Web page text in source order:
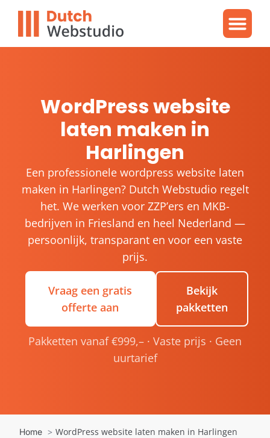
WordPress website
laten maken in
Harlingen
Een professionele wordpress website laten
maken in Harlingen? Dutch Webstudio regelt
het. We werken voor ZZP’ers en MKB-
bedrijven in Friesland en heel Nederland —
persoonlijk, transparant en voor een vaste
prijs.
Vraag een gratis
offerte aan
Bekijk
pakketten
Pakketten vanaf €999,– · Vaste prijs · Geen
uurtarief
Home WordPress website laten maken in Harlingen